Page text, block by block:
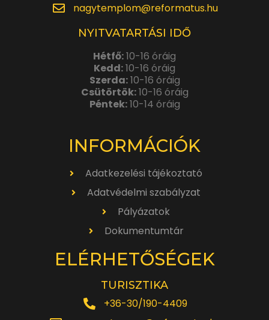
nagytemplom@reformatus.hu
NYITVATARTÁSI IDŐ
Hétfő:10-16 óráig
Kedd:10-16 óráig
Szerda:10-16 óráig
Csütörtök:10-16 óráig
Péntek:10-14 óráig
INFORMÁCIÓK
Adatkezelési tájékoztató
Adatvédelmi szabályzat
Pályázatok
Dokumentumtár
ELÉRHETŐSÉGEK
TURISZTIKA
+36-30/190-4409